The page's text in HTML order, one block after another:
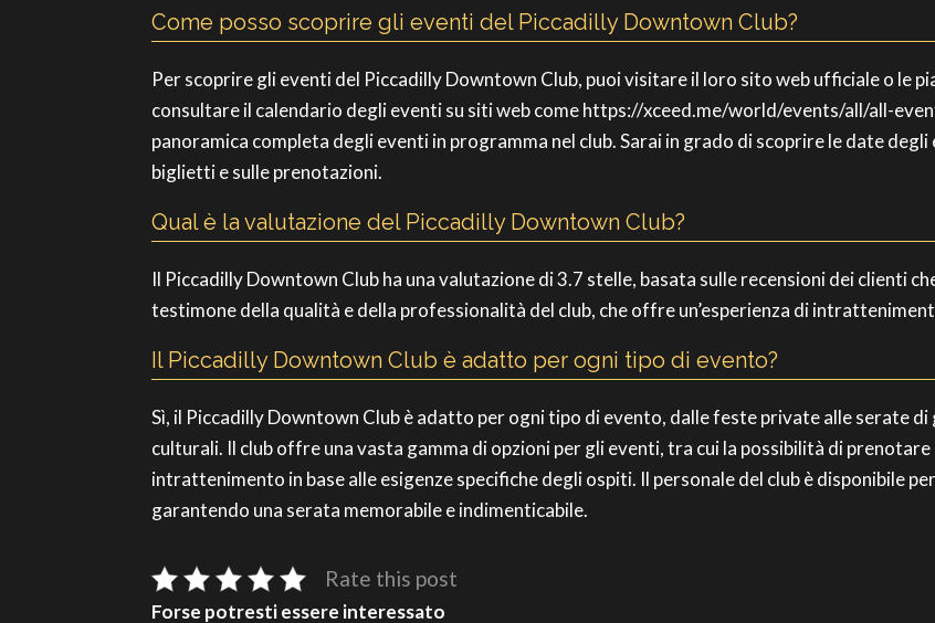
Come posso scoprire gli eventi del Piccadilly Downtown Club?
Per scoprire gli eventi del Piccadilly Downtown Club, puoi visitare il loro sito web ufficiale o le
consultare il calendario degli eventi su siti web come https://xceed.me/world/events/all/all-
panoramica completa degli eventi in programma nel club. Sarai in grado di scoprire le date
biglietti e sulle prenotazioni.
Qual è la valutazione del Piccadilly Downtown Club?
Il Piccadilly Downtown Club ha una valutazione di 3.7 stelle, basata sulle recensioni dei clienti
testimone della qualità e della professionalità del club, che offre un’esperienza di
Il Piccadilly Downtown Club è adatto per ogni tipo di evento?
Sì, il Piccadilly Downtown Club è adatto per ogni tipo di evento, dalle feste private alle serate
culturali. Il club offre una vasta gamma di opzioni per gli eventi, tra cui la possibilità di
intrattenimento in base alle esigenze specifiche degli ospiti. Il personale del club è disponibile
garantendo una serata memorabile e indimenticabile.
Rate this post
Forse potresti essere interessato